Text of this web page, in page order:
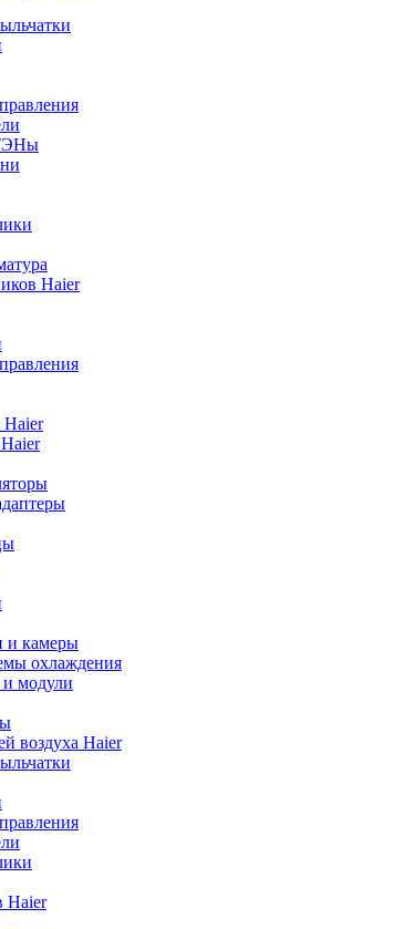
Haier
Haier
и камеры
охлаждения
модули
воздуха Haier
Haier